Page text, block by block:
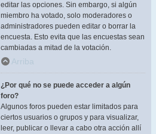
editar las opciones. Sin embargo, si algún
miembro ha votado, solo moderadores o
administradores pueden editar o borrar la
encuesta. Esto evita que las encuestas sean
cambiadas a mitad de la votación.
Arriba
¿Por qué no se puede acceder a algún
foro?
Algunos foros pueden estar limitados para
ciertos usuarios o grupos y para visualizar,
leer, publicar o llevar a cabo otra acción allí